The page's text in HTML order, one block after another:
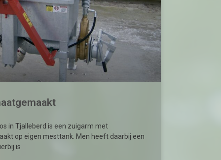
in Tjalleberd is een zuigarm met
op eigen mesttank. Men heeft daarbij een
is